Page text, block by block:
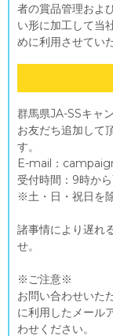
者の賞品管理およ
い形に加工して当
めに利用させてい
群馬県JA-SSキャ
お友だち追加して
す。
E-mail：
受付時間：9時か
※土・日・祝日を
諸事情により遅れ
せ。
※ご注意※
お問い合わせいた
に利用したメール
わせください。